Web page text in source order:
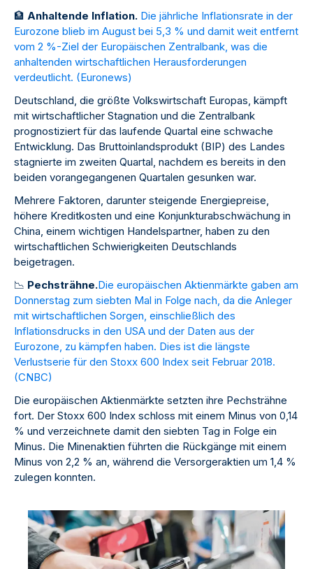
🏦 Anhaltende Inflation. Die jährliche Inflationsrate in der
Eurozone blieb im August bei 5,3 % und damit weit entfernt
vom 2 %-Ziel der Europäischen Zentralbank, was die
anhaltenden wirtschaftlichen Herausforderungen
verdeutlicht. (Euronews)
Deutschland, die größte Volkswirtschaft Europas, kämpft
mit wirtschaftlicher Stagnation und die Zentralbank
prognostiziert für das laufende Quartal eine schwache
Entwicklung. Das Bruttoinlandsprodukt (BIP) des Landes
stagnierte im zweiten Quartal, nachdem es bereits in den
beiden vorangegangenen Quartalen gesunken war.
Mehrere Faktoren, darunter steigende Energiepreise,
höhere Kreditkosten und eine Konjunkturabschwächung in
China, einem wichtigen Handelspartner, haben zu den
wirtschaftlichen Schwierigkeiten Deutschlands
beigetragen.
📉 Pechsträhne.Die europäischen Aktienmärkte gaben am
Donnerstag zum siebten Mal in Folge nach, da die Anleger
mit wirtschaftlichen Sorgen, einschließlich des
Inflationsdrucks in den USA und der Daten aus der
Eurozone, zu kämpfen haben. Dies ist die längste
Verlustserie für den Stoxx 600 Index seit Februar 2018.
(CNBC)
Die europäischen Aktienmärkte setzten ihre Pechsträhne
fort. Der Stoxx 600 Index schloss mit einem Minus von 0,14
% und verzeichnete damit den siebten Tag in Folge ein
Minus. Die Minenaktien führten die Rückgänge mit einem
Minus von 2,2 % an, während die Versorgeraktien um 1,4 %
zulegen konnten.